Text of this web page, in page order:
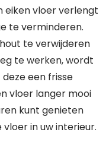
eiken vloer verlengt
te verminderen.
te verwijderen
te werken, wordt
een frisse
vloer langer mooi
kunt genieten
in uw interieur.